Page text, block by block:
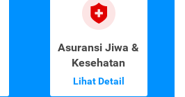
Asuransi Jiwa &
Kesehatan
Lihat Detail